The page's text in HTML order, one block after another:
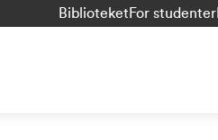
Biblioteket For studenter